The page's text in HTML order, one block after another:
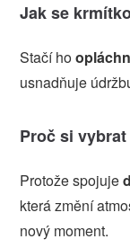
Jak se
Stačí ho
usnadňuje
Proč si
Protože spojuje
která změní
nový moment.